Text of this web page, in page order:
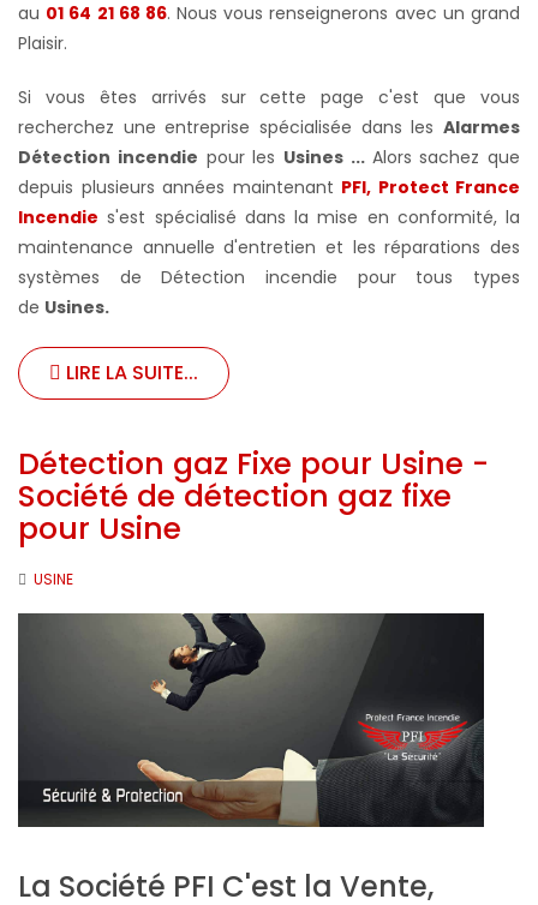
au 01 64 21 68 86. Nous vous renseignerons avec un grand
Plaisir.
Si vous êtes arrivés sur cette page c'est que vous
recherchez une entreprise spécialisée dans les Alarmes
Détection incendie pour les Usines ... Alors sachez que
depuis plusieurs années maintenant PFI, Protect France
Incendie s'est spécialisé dans la mise en conformité, la
maintenance annuelle d'entretien et les réparations des
systèmes de Détection incendie pour tous types
de Usines.
LIRE LA SUITE...
Détection gaz Fixe pour Usine -
Société de détection gaz fixe
pour Usine
USINE
La Société PFI C'est la Vente,